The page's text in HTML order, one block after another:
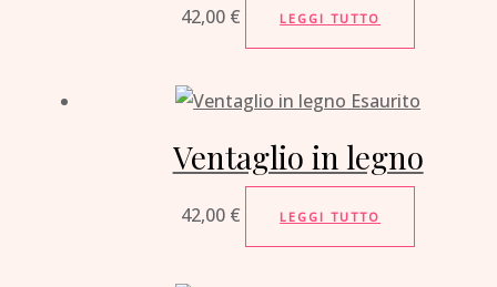
42,00 € LEGGI TUTTO
Esaurito
Ventaglio in legno
42,00 € LEGGI TUTTO